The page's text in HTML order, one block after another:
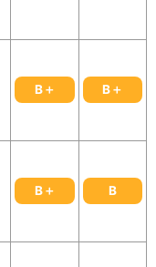
B＋ B＋
B＋ B